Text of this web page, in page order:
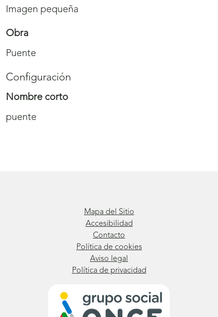
Imagen pequeña
Obra
Puente
Configuración
Nombre corto
puente
Mapa del Sitio
Accesibilidad
Contacto
Política de cookies
Aviso legal
Política de privacidad